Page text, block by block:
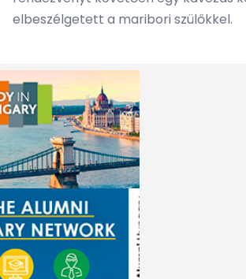
elbeszélgetett a maribori szülőkkel.